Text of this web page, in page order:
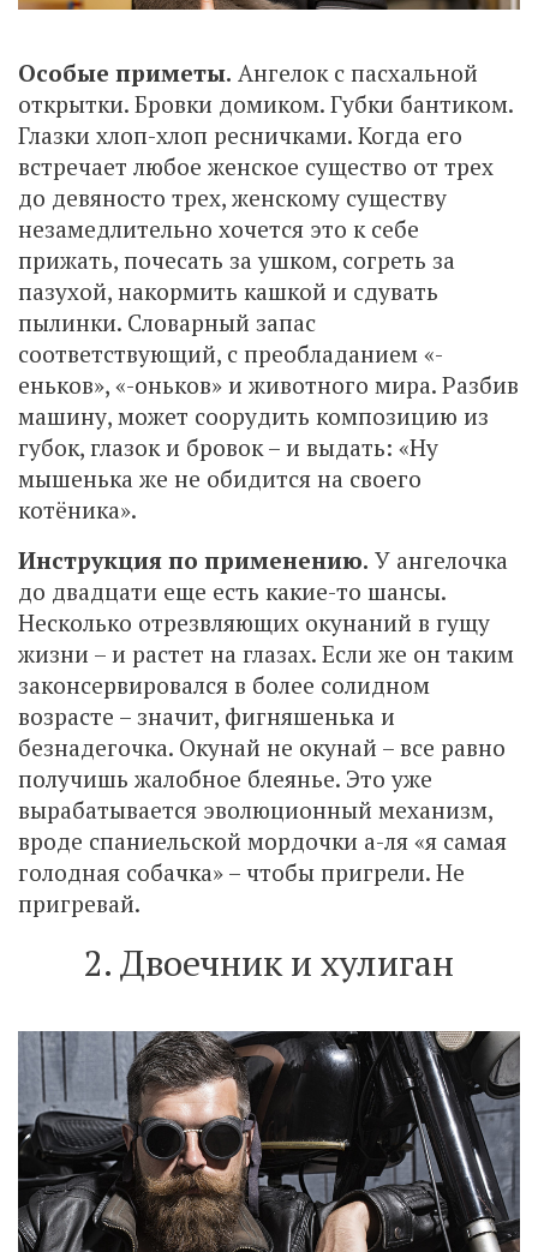
Особые приметы. Ангелок с пасхальной
открытки. Бровки домиком. Губки бантиком.
Глазки хлоп-хлоп ресничками. Когда его
встречает любое женское существо от трех
до девяносто трех, женскому существу
незамедлительно хочется это к себе
прижать, почесать за ушком, согреть за
пазухой, накормить кашкой и сдувать
пылинки. Словарный запас
соответствующий, с преобладанием «-
еньков», «-оньков» и животного мира. Разбив
машину, может соорудить композицию из
губок, глазок и бровок – и выдать: «Ну
мышенька же не обидится на своего
котёника».
Инструкция по применению. У ангелочка
до двадцати еще есть какие-то шансы.
Несколько отрезвляющих окунаний в гущу
жизни – и растет на глазах. Если же он таким
законсервировался в более солидном
возрасте – значит, фигняшенька и
безнадегочка. Окунай не окунай – все равно
получишь жалобное блеянье. Это уже
вырабатывается эволюционный механизм,
вроде спаниельской мордочки а-ля «я самая
голодная собачка» – чтобы пригрели. Не
пригревай.
2. Двоечник и хулиган